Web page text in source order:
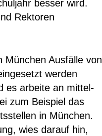
besser wird.
Rektoren
Ausfälle von
werden
es arbeite an mittel-
zum Beispiel das
in München.
wies darauf hin,